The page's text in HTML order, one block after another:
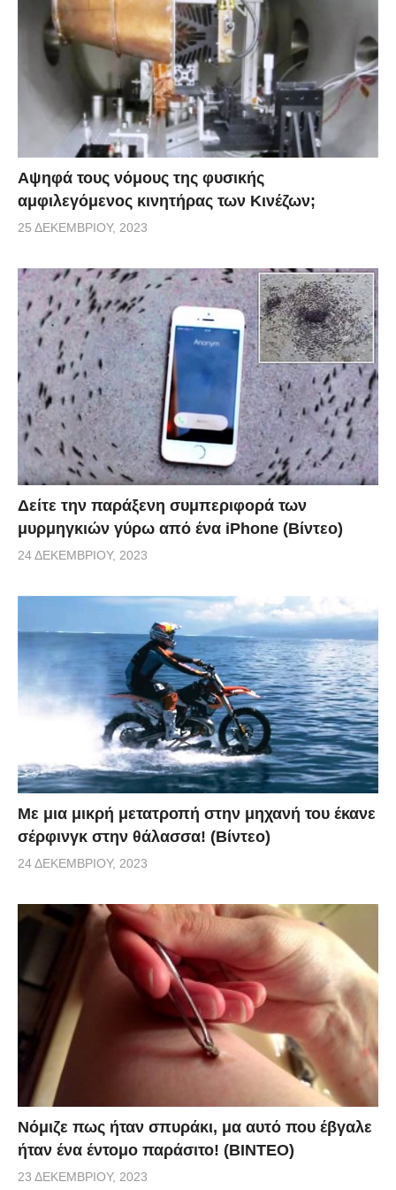
ακολουθήσουμε μια πιο περίπλοκη διαδικασία για να
αποκλείσουμε την περαιτέρω ανάπτυξή του»,
ανέφερε ο γιατρός.
[dailymail]
Αψηφά τους νόμους της φυσικής
αμφιλεγόμενος κινητήρας των Κινέζων;
25 ΔΕΚΕΜΒΡΊΟΥ, 2023
Δείτε την παράξενη συμπεριφορά των
μυρμηγκιών γύρω από ένα iPhone (Βίντεο)
24 ΔΕΚΕΜΒΡΊΟΥ, 2023
Με μια μικρή μετατροπή στην μηχανή του έκανε
σέρφινγκ στην θάλασσα! (Βίντεο)
24 ΔΕΚΕΜΒΡΊΟΥ, 2023
Νόμιζε πως ήταν σπυράκι, μα αυτό που έβγαλε
ήταν ένα έντομο παράσιτο! (BINTEO)
23 ΔΕΚΕΜΒΡΊΟΥ, 2023